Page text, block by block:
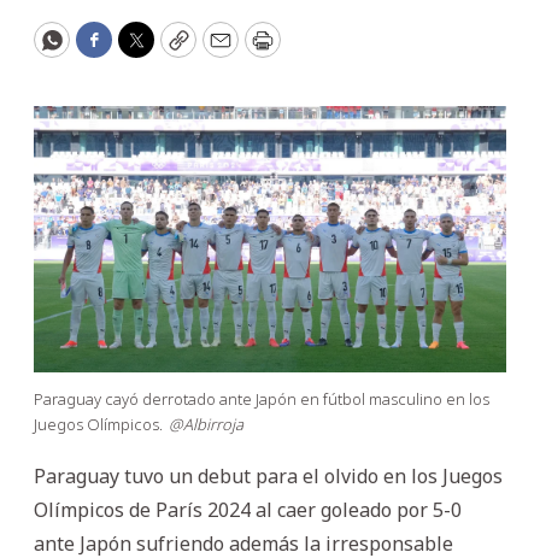
WhatsApp
Facebook
Twitter
CopyEmailPrint
Paraguay cayó derrotado ante Japón en fútbol masculino en los
Juegos Olímpicos. @Albirroja
Paraguay tuvo un debut para el olvido en los Juegos
Olímpicos de París 2024 al caer goleado por 5-0
ante Japón sufriendo además la irresponsable